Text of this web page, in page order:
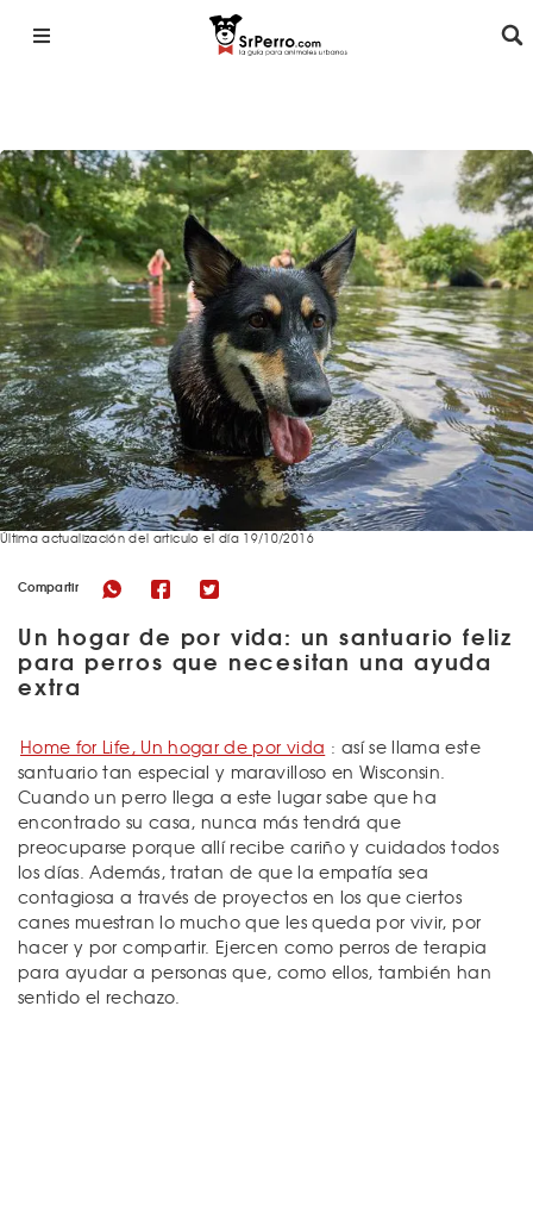
Compartir
Un hogar de por vida: un santuario feliz
para perros que necesitan una ayuda
extra
Última actualización del articulo el día 19/10/2016
Home for Life, Un hogar de por vida : así se llama este
santuario tan especial y maravilloso en Wisconsin.
Cuando un perro llega a este lugar sabe que ha
encontrado su casa, nunca más tendrá que
preocuparse porque allí recibe cariño y cuidados todos
los días. Además, tratan de que la empatía sea
contagiosa a través de proyectos en los que ciertos
canes muestran lo mucho que les queda por vivir, por
hacer y por compartir. Ejercen como perros de terapia
para ayudar a personas que, como ellos, también han
sentido el rechazo.